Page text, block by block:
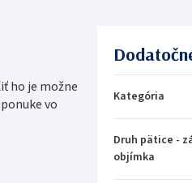
ho je možne
vo
Kategória
Druh pätice -
objímka